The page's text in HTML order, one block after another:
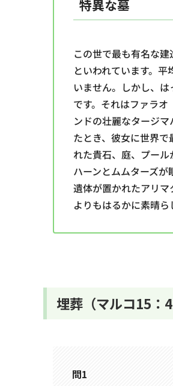
特異な墓
この世で最も有名な
といわれています。
いません。しかし、
です。それはファラ
ンドの壮麗なタージ
たとき、彼女に世界
れた貴石、庭、プー
ハーンとムムターズ
遺体が置かれたアリ
よりもはるかに素晴
埋葬（マルコ15：
問1